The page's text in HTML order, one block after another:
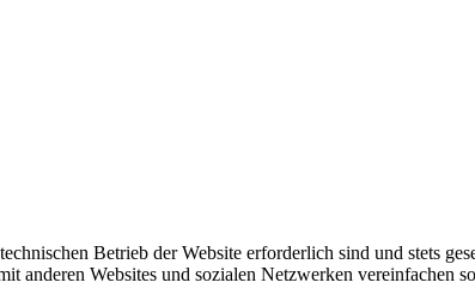
Betrieb der Website erforderlich sind und stets
anderen Websites und sozialen Netzwerken vereinfachen